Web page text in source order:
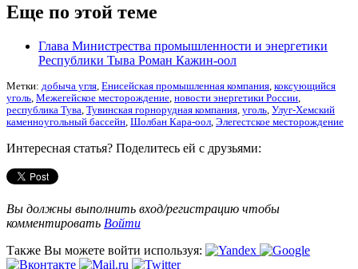
Еще по этой теме
Глава Министрества промышленности и энергетики
Республики Тыва Роман Кажин-оол
Метки: добыча угля Енисейская промышленная компания коксующийся
уголь Межегейское месторождение новости энергетики России
республика Тува Тувинская горнорудная компания уголь Улуг-Хемский
каменноугольный бассейн Шолбан Кара-оол Элегестское месторождение
Интересная статья? Поделитесь ей с друзьями:
Вы должны выполнить вход/регистрацию чтобы
комментировать Войти
Также Вы можете войти используя: